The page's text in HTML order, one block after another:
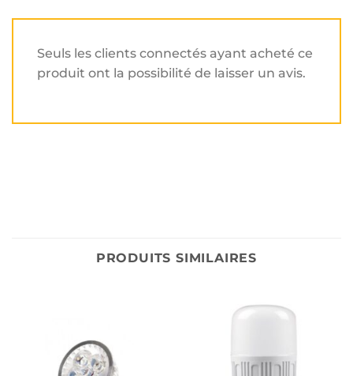
Seuls les clients connectés ayant acheté ce
produit ont la possibilité de laisser un avis.
PRODUITS SIMILAIRES